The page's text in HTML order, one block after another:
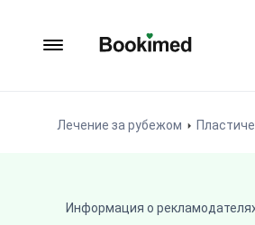
Лечение за рубежом
Информация о